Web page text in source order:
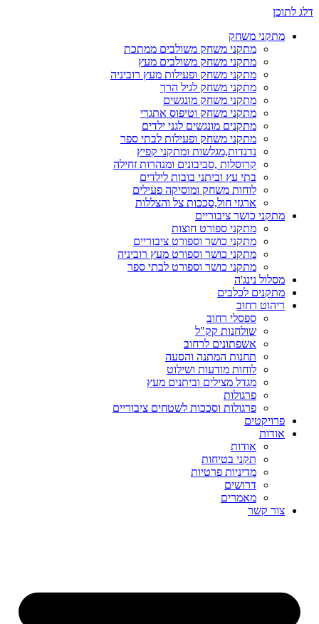
דלג לתוכן
מתקני משחק
מתקני משחק משולבים ממתכת
מתקני משחק משולבים מעץ
מתקני משחק ופעילות מעץ רוביניה
מתקני משחק לגיל הרך
מתקני משחק מונגשים
מתקני משחק וטיפוס אתגרי
מתקנים מונגשים לגני ילדים
מתקני משחק ופעילות לבתי ספר
נדנדות,מגלשות ומתקני קפיץ
קרוסלות ,סביבונים ומנהרות זחילה
בתי עץ וביתני בובות לילדים
לוחות משחק ומוסיקה פעילים
ארגזי חול,סככות צל והצללות
מתקני כושר ציבוריים
מתקני ספורט חוצות
מתקני כושר וספורט ציבוריים
מתקני כושר וספורט מעץ רוביניה
מתקני כושר וספורט לבתי ספר
מסלול נינג'ה
מתקנים לכלבים
ריהוט רחוב
ספסלי רחוב
שולחנות קק"ל
אשפתונים לרחוב
תחנות המתנה והסעה
לוחות מודעות ושילוט
מגדל מצילים וביתנים מעץ
פרגולות
פרגולות וסככות לשטחים ציבוריים
פרויקטים
אודות
אודות
תקני בטיחות
מדיניות פרטיות
דרושים
מאמרים
צור קשר